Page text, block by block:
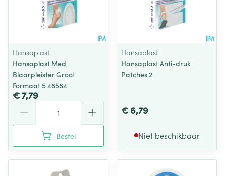
Hansaplast
Hansaplast Med
Blaarpleister Groot
Formaat 5 48584
€ 7,79
Bestel
Hansaplast
Hansaplast Anti-druk
Patches 2
€ 6,79
Niet beschikbaar